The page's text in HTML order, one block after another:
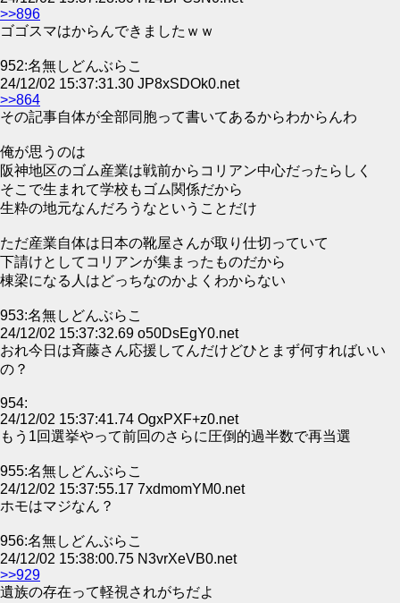
>>896
ゴゴスマはからんできましたｗｗ
952:名無しどんぶらこ
24/12/02 15:37:31.30 JP8xSDOk0.net
>>864
その記事自体が全部同胞って書いてあるからわからんわ
俺が思うのは
阪神地区のゴム産業は戦前からコリアン中心だったらしく
そこで生まれて学校もゴム関係だから
生粋の地元なんだろうなということだけ
ただ産業自体は日本の靴屋さんが取り仕切っていて
下請けとしてコリアンが集まったものだから
棟梁になる人はどっちなのかよくわからない
953:名無しどんぶらこ
24/12/02 15:37:32.69 o50DsEgY0.net
おれ今日は斉藤さん応援してんだけどひとまず何すればいい
の？
954:
24/12/02 15:37:41.74 OgxPXF+z0.net
もう1回選挙やって前回のさらに圧倒的過半数で再当選
955:名無しどんぶらこ
24/12/02 15:37:55.17 7xdmomYM0.net
ホモはマジなん？
956:名無しどんぶらこ
24/12/02 15:38:00.75 N3vrXeVB0.net
>>929
遺族の存在って軽視されがちだよ